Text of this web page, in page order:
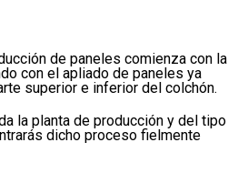
de paneles comienza con la
con el apliado de paneles ya
superior e inferior del colchón.
la planta de producción y del tipo
dicho proceso fielmente